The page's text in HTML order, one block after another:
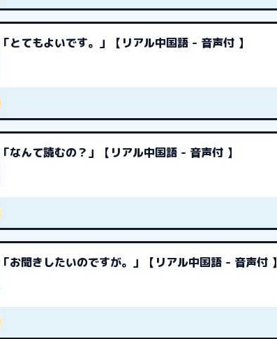
「とてもよいです。」【リアル中国語 - 音声付 】
「なんて読むの？」【リアル中国語 - 音声付 】
「お聞きしたいのですが。」【リアル中国語 - 音声付 】